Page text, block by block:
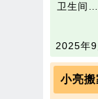
卫生间…
2025年
小亮